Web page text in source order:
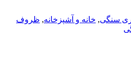
سنگی, خانه و آشپزخانه, ظروف